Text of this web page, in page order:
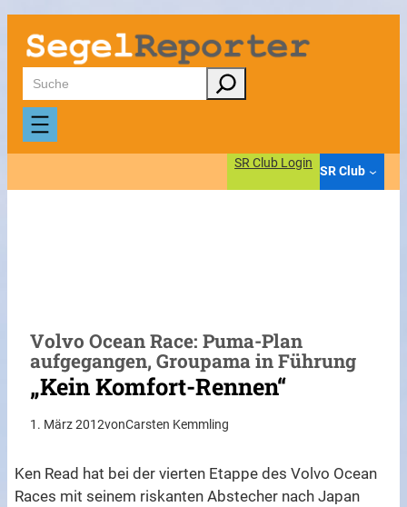
Zum
Inhalt
springen
Suchen
SR Club Login
SR Club
Volvo Ocean Race: Puma-Plan
aufgegangen, Groupama in Führung
„Kein Komfort-Rennen“
1. März 2012vonCarsten Kemmling
Ken Read hat bei der vierten Etappe des Volvo Ocean
Races mit seinem riskanten Abstecher nach Japan